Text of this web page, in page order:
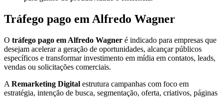
Tráfego pago em Alfredo Wagner
O tráfego pago em Alfredo Wagner é indicado para empresas que
desejam acelerar a geração de oportunidades, alcançar públicos
específicos e transformar investimento em mídia em contatos, leads,
vendas ou solicitações comerciais.
A Remarketing Digital estrutura campanhas com foco em
estratégia, intenção de busca, segmentação, oferta, criativos, páginas